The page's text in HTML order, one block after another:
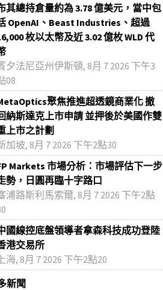
其總持倉量約為 3.78 億美元，當中包
OpenAI、Beast Industries、超過
枚以太幣及近 3.02 億枚 WLD 代
夕法尼亞州伊斯頓, 8月 7 2026 下午3
08
聚焦推進超透鏡商業化 撤
納斯達克上市申請 並押後於美國作雙
上市之計劃
加坡, 8月 7 2026 下午2點30
Markets 市場分析：市場評估下一步
勢，日圓再臨十字路口
浦路斯利馬索爾, 8月 7 2026 下午2點
國線控底盤領導者拿森科技成功登陸
港交易所
上海, 8月 7 2026 下午2點20
新聞